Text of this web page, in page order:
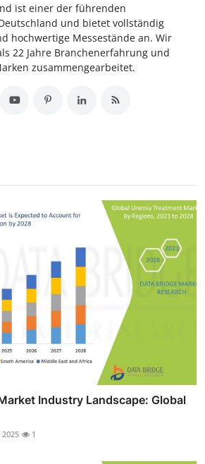
ist einer der führenden
und bietet vollständig
hochwertige Messestände an. Wir
22 Jahre Branchenerfahrung und
zusammengearbeitet.
Industry Landscape: Global
2025 1